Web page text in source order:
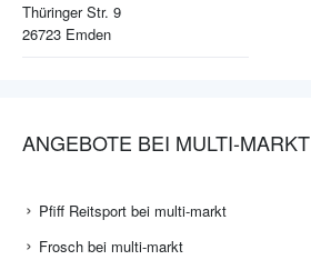
Thüringer Str. 9
26723 Emden
ANGEBOTE BEI MULTI-MARKT
Pfiff Reitsport bei multi-markt
Frosch bei multi-markt